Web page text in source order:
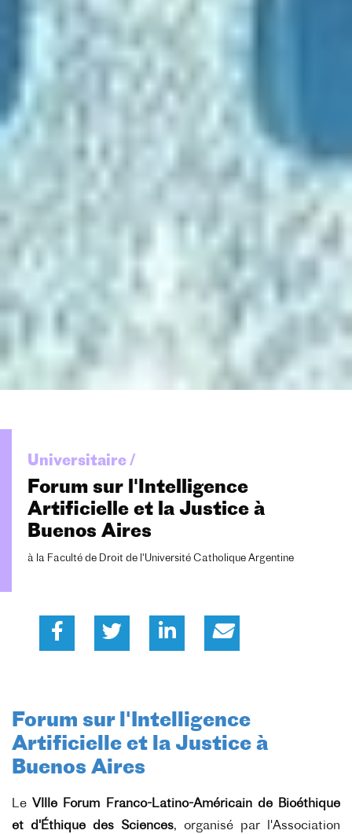
Universitaire /
Forum sur l'Intelligence
Artificielle et la Justice à
Buenos Aires
à la Faculté de Droit de l'Université Catholique Argentine
Forum sur l'Intelligence
Artificielle et la Justice à
Buenos Aires
LeVIIIe Forum Franco-Latino-Américain de Bioéthique
et d'Éthique des Sciences, organisé par l'Association